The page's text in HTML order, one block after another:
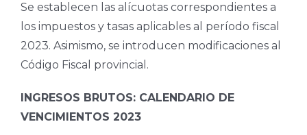
Se establecen las alícuotas correspondientes a
los impuestos y tasas aplicables al período fiscal
2023. Asimismo, se introducen modificaciones al
Código Fiscal provincial.
INGRESOS BRUTOS: CALENDARIO DE
VENCIMIENTOS 2023